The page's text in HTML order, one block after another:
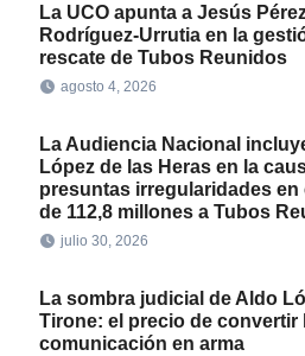
La UCO apunta a Jesús
Rodríguez-Urrutia en la
rescate de Tubos Reunidos
agosto 4, 2026
La Audiencia Nacional
López de las Heras en la
presuntas irregularidades en
de 112,8 millones a Tubos
julio 30, 2026
La sombra judicial de Aldo
Tirone: el precio de convertir
comunicación en arma